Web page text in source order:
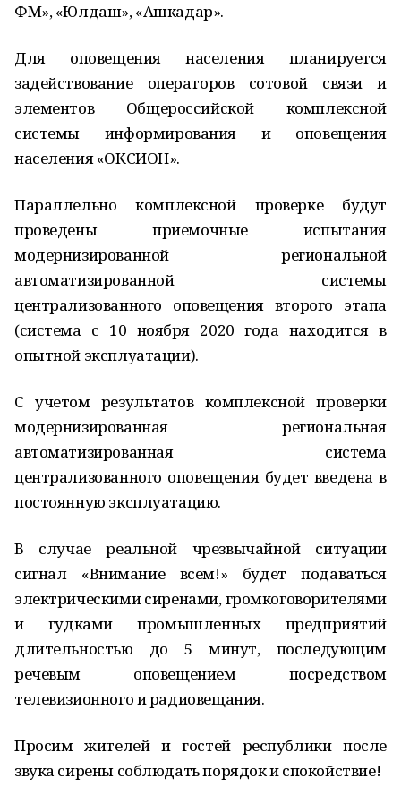
ФМ», «Юлдаш», «Ашкадар».
Для оповещения населения планируется
задействование операторов сотовой связи и
элементов Общероссийской комплексной
системы информирования и оповещения
населения «ОКСИОН».
Параллельно комплексной проверке будут
проведены приемочные испытания
модернизированной региональной
автоматизированной системы
централизованного оповещения второго этапа
(система с 10 ноября 2020 года находится в
опытной эксплуатации).
С учетом результатов комплексной проверки
модернизированная региональная
автоматизированная система
централизованного оповещения будет введена в
постоянную эксплуатацию.
В случае реальной чрезвычайной ситуации
сигнал «Внимание всем!» будет подаваться
электрическими сиренами, громкоговорителями
и гудками промышленных предприятий
длительностью до 5 минут, последующим
речевым оповещением посредством
телевизионного и радиовещания.
Просим жителей и гостей республики после
звука сирены соблюдать порядок и спокойствие!